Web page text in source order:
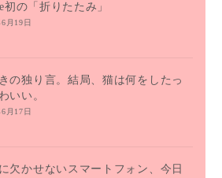
初の「折りたたみ」
月19日
の独り言。結局、猫は何をしたっ
いい。
月17日
欠かせないスマートフォン、今日